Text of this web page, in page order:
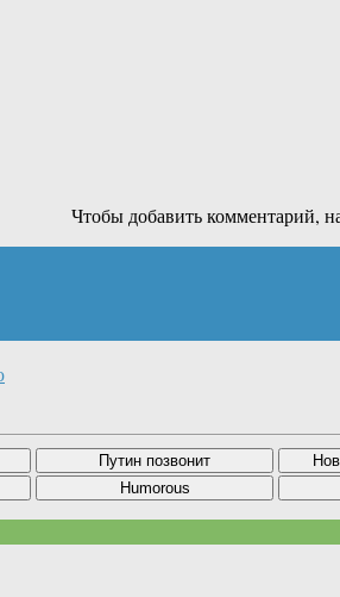
Чтобы добавить комментарий,